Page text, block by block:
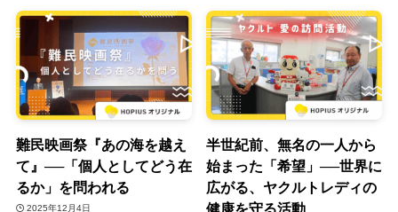
難民映画祭『あの海を越え
て』──「個人としてどう在
るか」を問われる
2025年12月4日
半世紀前、無名の一人から
始まった「希望」──世界に
広がる、ヤクルトレディの
健康を守る活動